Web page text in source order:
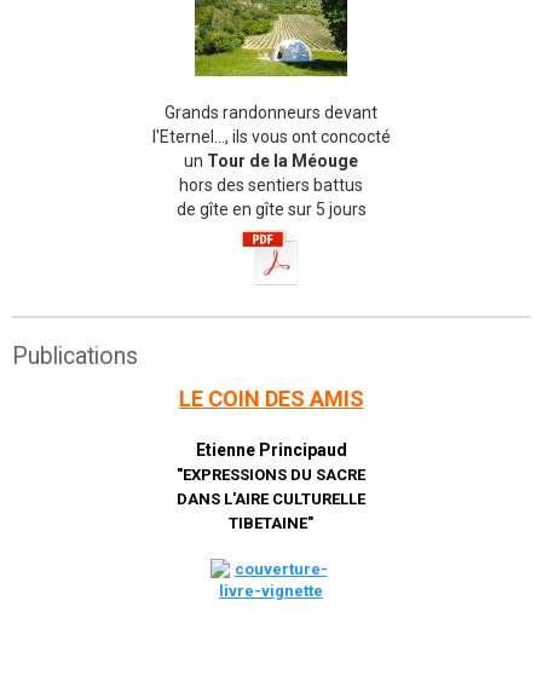
Grands randonneurs devant
l'Eternel..., ils vous ont concocté
un Tour de la Méouge
hors des sentiers battus
de gîte en gîte sur 5 jours
Publications
LE COIN DES AMIS
Etienne Principaud
"EXPRESSIONS DU SACRE
DANS L'AIRE CULTURELLE
TIBETAINE"